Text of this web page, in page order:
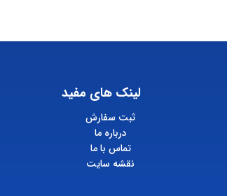
لینک های مفید
ثبت سفارش
درباره ما
تماس با ما
نقشه سایت